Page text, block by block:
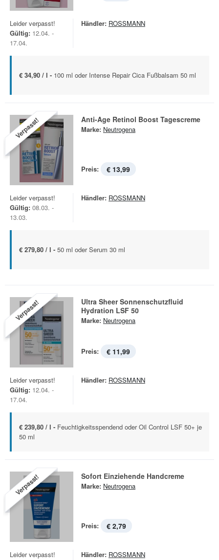
Leider verpasst!
Gültig: 12.04. -
17.04.
Händler: ROSSMANN
€ 34,90 / l - 100 ml oder Intense Repair Cica Fußbalsam 50 ml
Verpasst! Anti-Age Retinol Boost Tagescreme
Marke: Neutrogena
Preis: € 13,99
Leider verpasst!
Gültig: 08.03. -
13.03.
Händler: ROSSMANN
€ 279,80 / l - 50 ml oder Serum 30 ml
Verpasst!
Ultra Sheer Sonnenschutzfluid
Hydration LSF 50
Marke: Neutrogena
Preis: € 11,99
Leider verpasst!
Gültig: 12.04. -
17.04.
Händler: ROSSMANN
€ 239,80 / l - Feuchtigkeitsspendend oder Oil Control LSF 50+ je
50 ml
Verpasst! Sofort Einziehende Handcreme
Marke: Neutrogena
Preis: € 2,79
Leider verpasst!
Händler: ROSSMANN